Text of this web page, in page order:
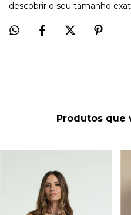
descobrir o seu tamanho
Produtos que